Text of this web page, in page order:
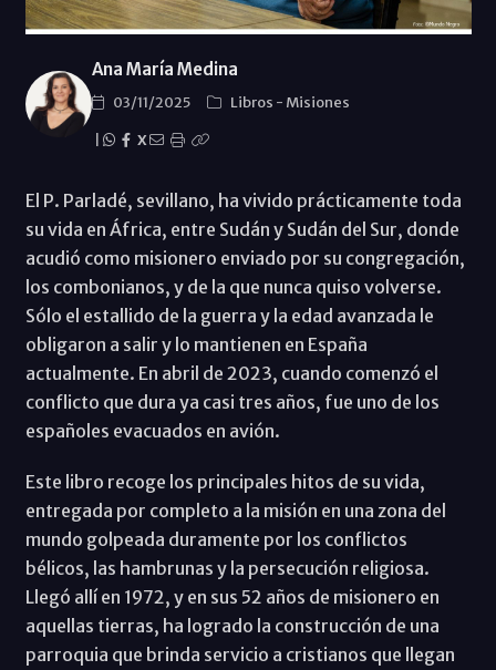
Ana María Medina
03/11/2025 Libros - Misiones
X
El P. Parladé, sevillano, ha vivido prácticamente toda
su vida en África, entre Sudán y Sudán del Sur, donde
acudió como misionero enviado por su congregación,
los combonianos, y de la que nunca quiso volverse.
Sólo el estallido de la guerra y la edad avanzada le
obligaron a salir y lo mantienen en España
actualmente. En abril de 2023, cuando comenzó el
conflicto que dura ya casi tres años, fue uno de los
españoles evacuados en avión.
Este libro recoge los principales hitos de su vida,
entregada por completo a la misión en una zona del
mundo golpeada duramente por los conflictos
bélicos, las hambrunas y la persecución religiosa.
Llegó allí en 1972, y en sus 52 años de misionero en
aquellas tierras, ha logrado la construcción de una
parroquia que brinda servicio a cristianos que llegan